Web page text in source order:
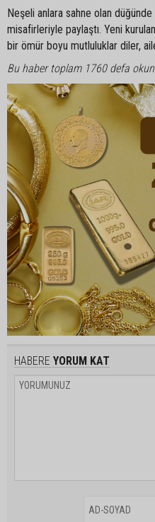
Neşeli anlara sahne olan
misafirleriyle paylaştı. Yeni
bir ömür boyu mutluluklar diler,
Bu haber toplam 1760 defa
HABERE YORUM KAT